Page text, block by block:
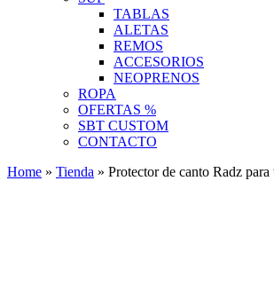
TABLAS
ALETAS
REMOS
ACCESORIOS
NEOPRENOS
ROPA
OFERTAS %
SBT CUSTOM
CONTACTO
Home » Tienda » Protector de canto Radz para